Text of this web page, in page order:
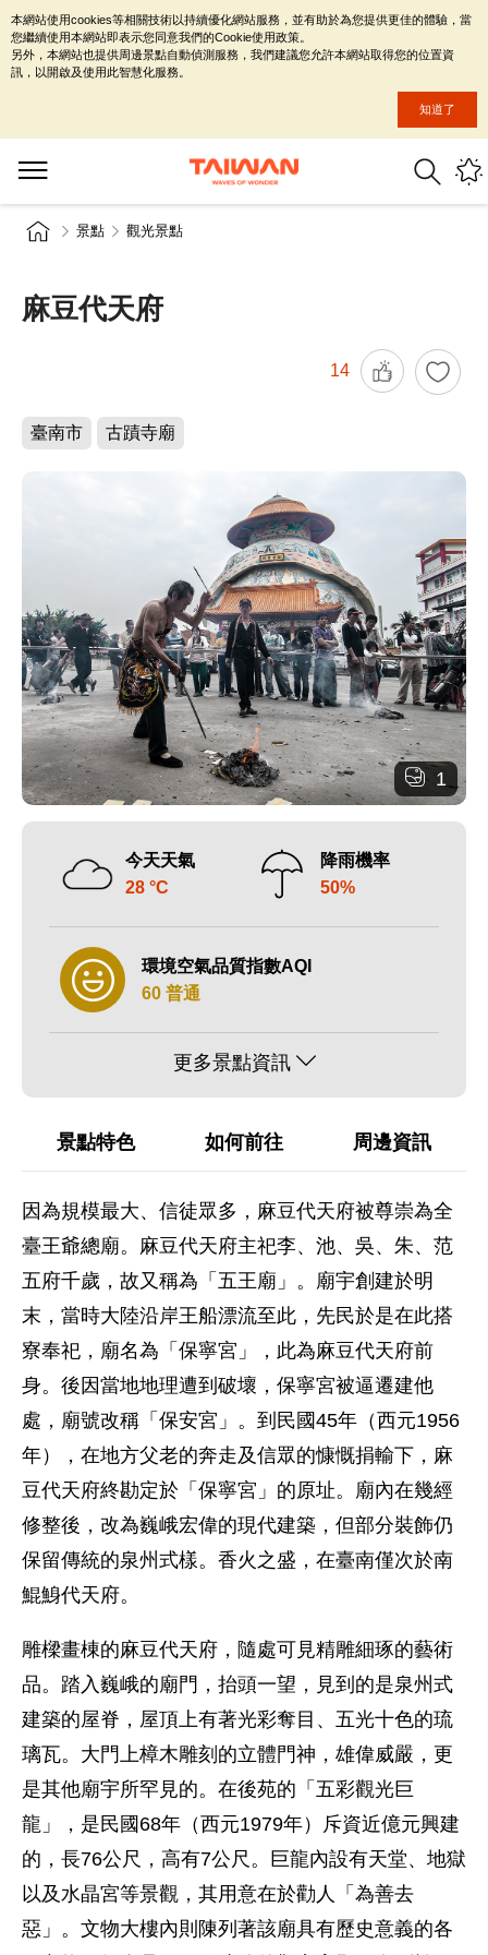
景點 觀光景點
麻豆代天府
14
臺南市 古蹟寺廟
1
今天天氣
28 °C
降雨機率
50%
環境空氣品質指數AQI
60 普通
更多景點資訊
景點特色 如何前往 周邊資訊
因為規模最大、信徒眾多，麻豆代天府被尊崇為全
臺王爺總廟。麻豆代天府主祀李、池、吳、朱、范
五府千歲，故又稱為「五王廟」。廟宇創建於明
末，當時大陸沿岸王船漂流至此，先民於是在此搭
寮奉祀，廟名為「保寧宮」，此為麻豆代天府前
身。後因當地地理遭到破壞，保寧宮被逼遷建他
處，廟號改稱「保安宮」。到民國45年（西元1956
年），在地方父老的奔走及信眾的慷慨捐輸下，麻
豆代天府終勘定於「保寧宮」的原址。廟內在幾經
修整後，改為巍峨宏偉的現代建築，但部分裝飾仍
保留傳統的泉州式樣。香火之盛，在臺南僅次於南
鯤鯓代天府。
雕樑畫棟的麻豆代天府，隨處可見精雕細琢的藝術
品。踏入巍峨的廟門，抬頭一望，見到的是泉州式
建築的屋脊，屋頂上有著光彩奪目、五光十色的琉
璃瓦。大門上樟木雕刻的立體門神，雄偉威嚴，更
是其他廟宇所罕見的。在後苑的「五彩觀光巨
龍」，是民國68年（西元1979年）斥資近億元興建
的，長76公尺，高有7公尺。巨龍內設有天堂、地獄
以及水晶宮等景觀，其用意在於勸人「為善去
惡」。文物大樓內則陳列著該廟具有歷史意義的各
本網站使用cookies等相關技術以持續優化網站服務，並有助於為您提供更佳的體驗，當
您繼續使用本網站即表示您同意我們的Cookie使用政策。
另外，本網站也提供周邊景點自動偵測服務，我們建議您允許本網站取得您的位置資
訊，以開啟及使用此智慧化服務。
知道了